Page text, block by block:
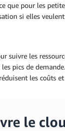
que pour les
si elles
suivre les
pics de
les coûts
le